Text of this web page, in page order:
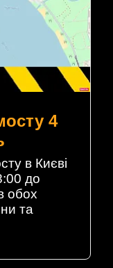
4
в Києві
до
обох
та